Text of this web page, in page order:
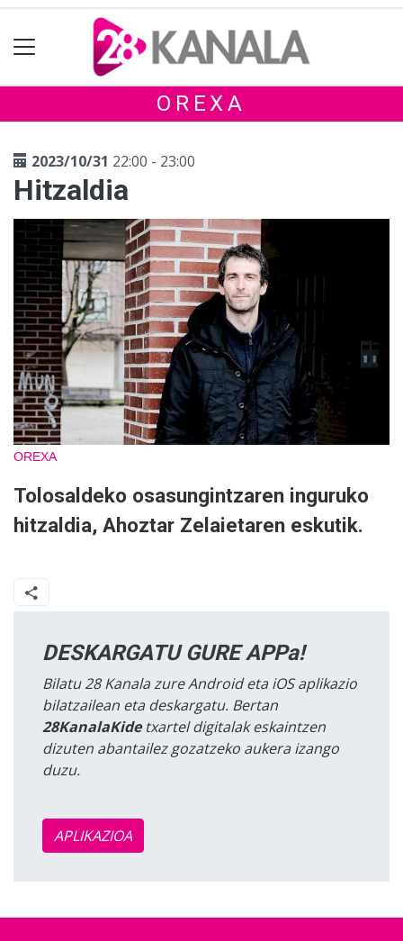
OREXA
2023/10/31 22:00 - 23:00
Hitzaldia
OREXA
Tolosaldeko osasungintzaren inguruko
hitzaldia, Ahoztar Zelaietaren eskutik.
DESKARGATU GURE APPa!
Bilatu 28 Kanala zure Android eta iOS aplikazio
bilatzailean eta deskargatu. Bertan
28KanalaKidetxartel digitalak eskaintzen
dizuten abantailez gozatzeko aukera izango
duzu.
APLIKAZIOA